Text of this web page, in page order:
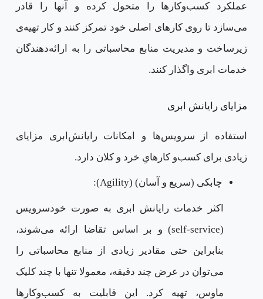
عملکرد کسب‌‌وکارها را متحول کرده و آنها را قادر
می‌سازد تا روی کارهای اصلی خود تمرکز کنند و کار تهیه‌ی
زیرساخت و مدیریت منابع محاسباتی را به ارائه‌دهندگان
خدمات ابری واگذار کنند.
مزایای رایانش ابری
استفاده از سرویس‌ها و امکانات رایانش‌ابری مزایای
زیادی برای کسب‌و کارهایِ خرد و کلان دارد.
چابکی (سریع و آسان) (Agility):
اکثر خدمات رایانش ابری به صورت خودسرویس
(self-service) و بر اساس تقاضا ارائه می‌شوند،
بنابراین حتی مقادیر زیادی از منابع محاسباتی را
می‌توان در عرض چند دقیقه، معمولا تنها با چند کلیک
ماوس، تهیه کرد. این قابلیت به کسب‌وکارها